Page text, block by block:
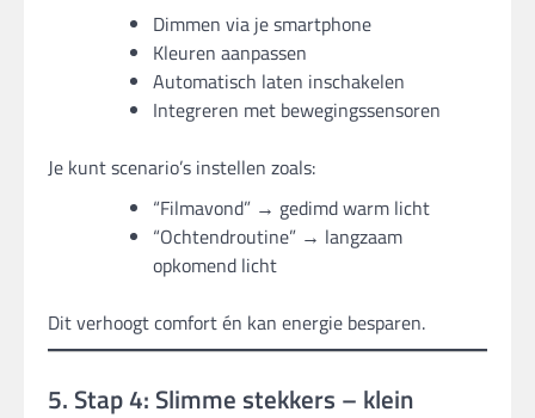
Dimmen via je smartphone
Kleuren aanpassen
Automatisch laten inschakelen
Integreren met bewegingssensoren
Je kunt scenario’s instellen zoals:
“Filmavond” → gedimd warm licht
“Ochtendroutine” → langzaam
opkomend licht
Dit verhoogt comfort én kan energie besparen.
5. Stap 4: Slimme stekkers – klein